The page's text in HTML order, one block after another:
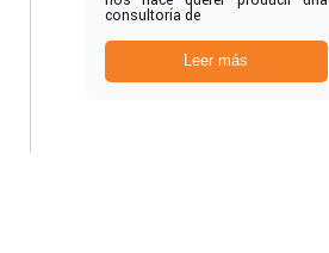
consultoría de
Leer más